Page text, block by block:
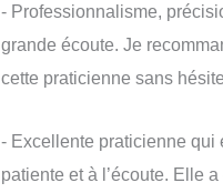
- Professionnalisme,
grande écoute. Je
cette praticienne sans
- Excellente praticienne qui
patiente et à l’écoute. Elle